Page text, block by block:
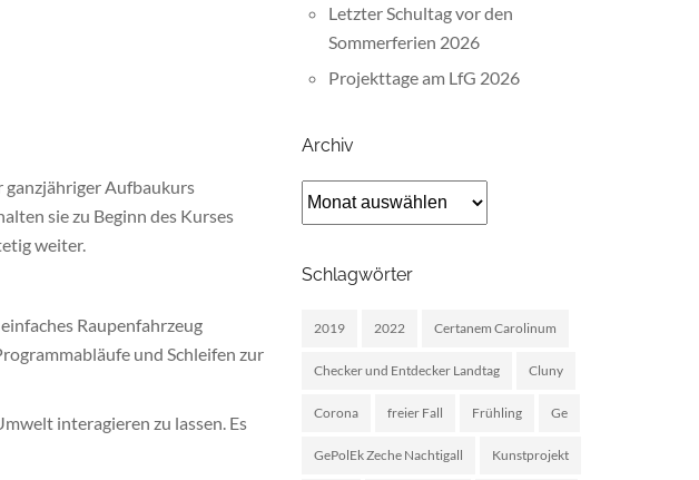
ganzjähriger Aufbaukurs
sie zu Beginn des Kurses
weiter.
Raupenfahrzeug
und Schleifen zur
interagieren zu lassen. Es
Letzter Schultag vor den
Sommerferien 2026
Projekttage am LfG 2026
Archiv
Archiv
Schlagwörter
2019 2022 Certanem Carolinum
Checker und Entdecker Landtag Cluny
Corona freier Fall Frühling Ge
GePolEk Zeche Nachtigall Kunstprojekt